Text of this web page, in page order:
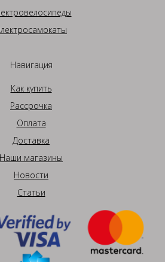
Навигация
Как купить
Рассрочка
Оплата
Доставка
Наши магазины
Новости
Статьи